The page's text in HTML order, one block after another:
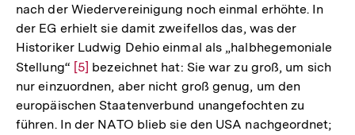
nach der Wiedervereinigung noch einmal erhöhte. In
der EG erhielt sie damit zweifellos das, was der
Historiker Ludwig Dehio einmal als „halbhegemoniale
Stellung“ Zur
Auflösung
der
Fußnote
[5] bezeichnet hat: Sie war zu groß, um sich
nur einzuordnen, aber nicht groß genug, um den
europäischen Staatenverbund unangefochten zu
führen. In der NATO blieb sie den USA nachgeordnet;